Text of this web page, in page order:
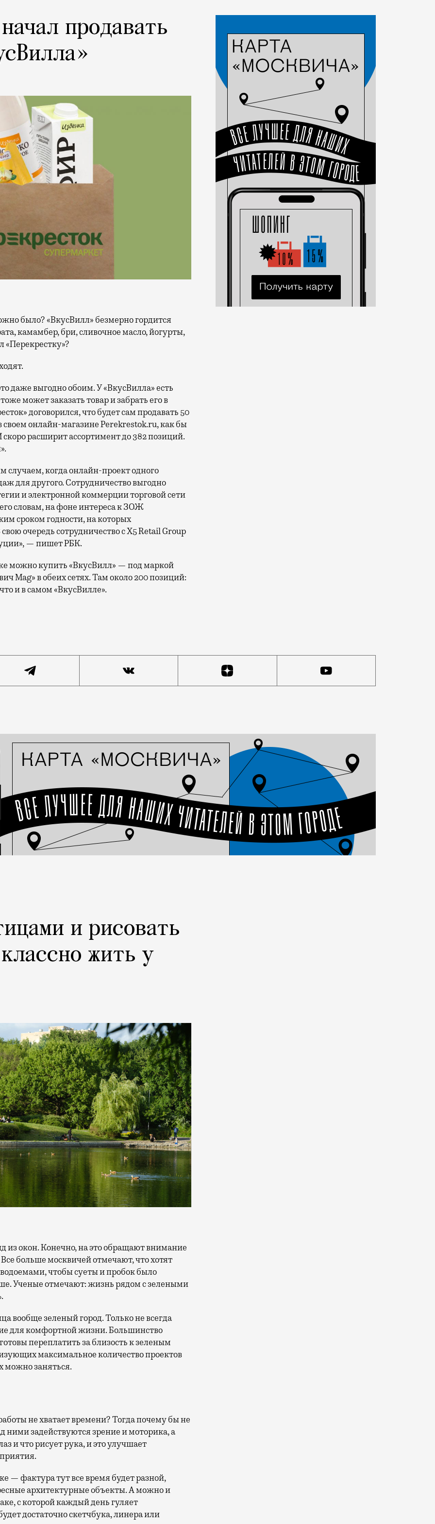
продавать
камамбер, бри, сливочное масло, йогурты,
«Перекрестку»?
даже выгодно обоим. У «ВкусВилла» есть
может заказать товар и забрать его в
договорился, что будет сам продавать 50
своем онлайн-магазине Perekrestok.ru, как бы
расширит ассортимент до 382 позиций.
случаем, когда онлайн-проект одного
для другого. Сотрудничество выгодно
и электронной коммерции торговой сети
словам, на фоне интереса к ЗОЖ
сроком годности, на которых
очередь сотрудничество с X5 Retail Group
— пишет РБК.
можно купить «ВкусВилл» — под маркой
Mag» в обеих сетях. Там около 200 позиций:
и в самом «ВкусВилле».
было? «ВкусВилл» безмерно гордится своей фермерской молочкой (буррата, камамбер, бри, сливочное
и рисовать
жить у
больше москвичей отмечают, что хотят
чтобы суеты и пробок было
Ученые отмечают: жизнь рядом с зелеными
вообще зеленый город. Только не всегда
для комфортной жизни. Большинство
переплатить за близость к зеленым
максимальное количество проектов
можно заняться.
не хватает времени? Тогда почему бы не
ними задействуются зрение и моторика, а
и что рисует рука, и это улучшает
— фактура тут все время будет разной,
архитектурные объекты. А можно и
с которой каждый день гуляет
достаточно скетчбука, линера или